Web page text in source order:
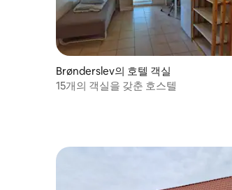
Brønderslev의 호텔 객실
15개의 객실을 갖춘 호스텔